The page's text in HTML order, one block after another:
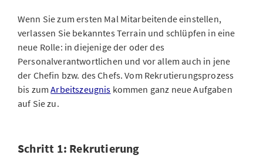
Wenn Sie zum ersten Mal Mitarbeitende einstellen,
verlassen Sie bekanntes Terrain und schlüpfen in eine
neue Rolle: in diejenige der oder des
Personalverantwortlichen und vor allem auch in jene
der Chefin bzw. des Chefs. Vom Rekrutierungsprozess
bis zumArbeitszeugnis kommen ganz neue Aufgaben
auf Sie zu.
Schritt 1: Rekrutierung